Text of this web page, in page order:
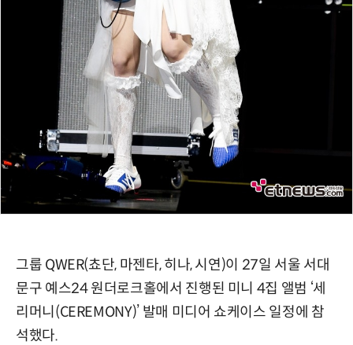
그룹 QWER(쵸단, 마젠타, 히나, 시연)이 27일 서울 서대
문구 예스24 원더로크홀에서 진행된 미니 4집 앨범 ‘세
리머니(CEREMONY)’ 발매 미디어 쇼케이스 일정에 참
석했다.